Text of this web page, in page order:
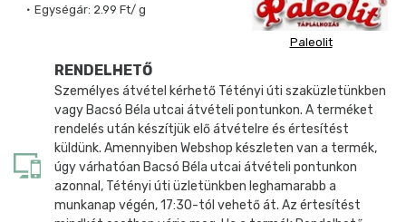
Egységár: 2.99 Ft/ g
Paleolit
RENDELHETŐ
Személyes átvétel kérhető Tétényi úti szaküzletünkben
vagy Bacsó Béla utcai átvételi pontunkon. A terméket
rendelés után készítjük elő átvételre és értesítést
küldünk. Amennyiben Webshop készleten van a termék,
úgy várhatóan Bacsó Béla utcai átvételi pontunkon
azonnal, Tétényi úti üzletünkben leghamarabb a
munkanap végén, 17:30-tól vehető át. Az értesítést